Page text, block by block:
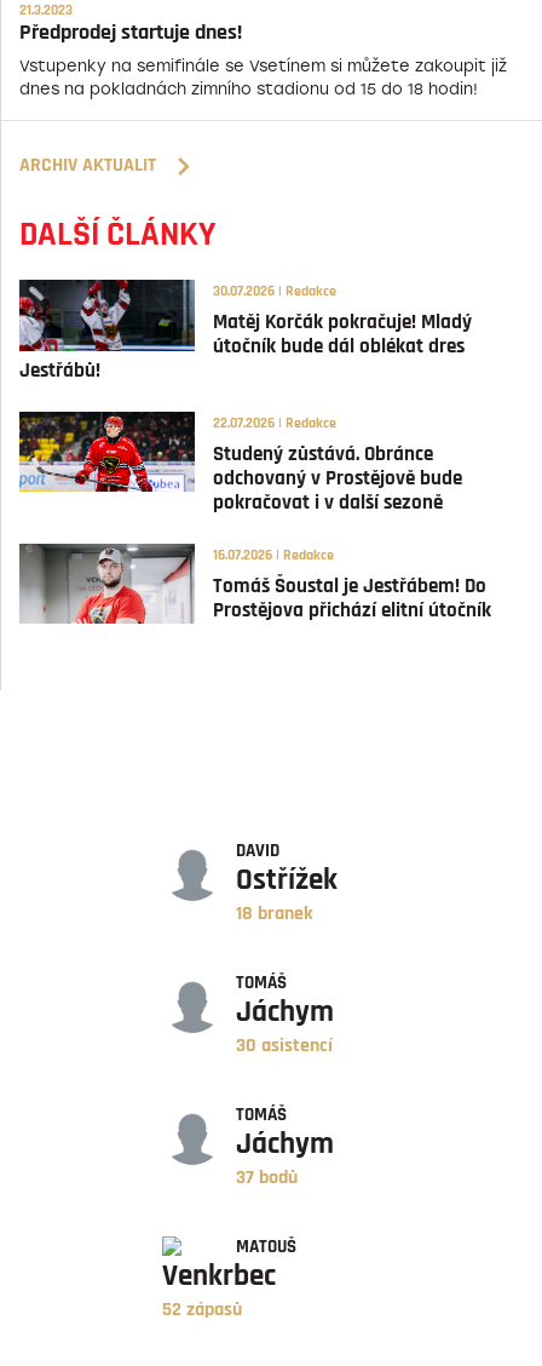
21.3.2023
Předprodej startuje dnes!
Vstupenky na semifinále se Vsetínem si můžete zakoupit již
dnes na pokladnách zimního stadionu od 15 do 18 hodin!
ARCHIV AKTUALIT
DALŠÍ ČLÁNKY
30.07.2026 | Redakce
Matěj Korčák pokračuje! Mladý
útočník bude dál oblékat dres
Jestřábů!
22.07.2026 | Redakce
Studený zůstává. Obránce
odchovaný v Prostějově bude
pokračovat i v další sezoně
16.07.2026 | Redakce
Tomáš Šoustal je Jestřábem! Do
Prostějova přichází elitní útočník
DAVID
Ostřížek
18 branek
TOMÁŠ
Jáchym
30 asistencí
TOMÁŠ
Jáchym
37 bodů
MATOUŠ
Venkrbec
52 zápasů